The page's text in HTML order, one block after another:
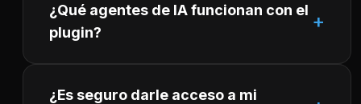
¿Qué agentes de IA funcionan con el
plugin?
¿Es seguro darle acceso a mi